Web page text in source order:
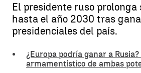
El presidente ruso
hasta el año 2030 tras
presidenciales del país.
¿Europa podría ganar a
armamentístico de ambas